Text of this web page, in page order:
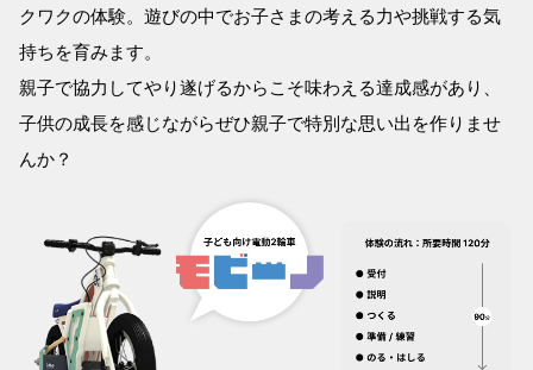
クワクの体験。遊びの中でお子さまの考える力や挑戦する気
持ちを育みます。
親子で協力してやり遂げるからこそ味わえる達成感があり、
子供の成長を感じながらぜひ親子で特別な思い出を作りませ
んか？